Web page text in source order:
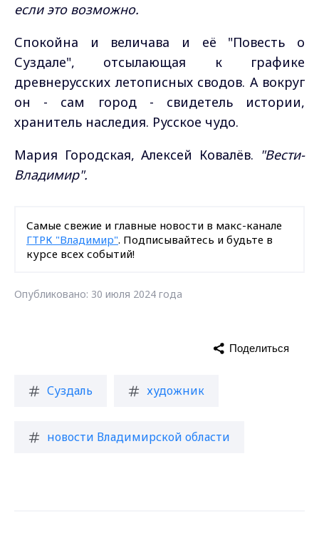
если это возможно.
Спокойна и величава и её "Повесть о
Суздале", отсылающая к графике
древнерусских летописных сводов. А вокруг
он - сам город - свидетель истории,
хранитель наследия. Русское чудо.
Мария Городская, Алексей Ковалёв. "Вести-
Владимир".
Самые свежие и главные новости в макс-канале
ГТРК "Владимир". Подписывайтесь и будьте в
курсе всех событий!
Опубликовано: 30 июля 2024 года
Суздаль художник
новости Владимирской области
Поделиться